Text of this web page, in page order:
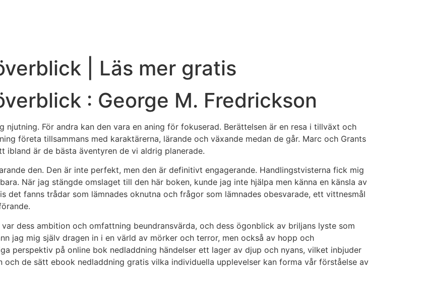
| Läs mer gratis
: George M. Fredrickson
njutning. För andra kan den vara en aning för fokuserad. Berättelsen är en resa i tillväxt och
företa tillsammans med karaktärerna, lärande och växande medan de går. Marc och Grants
ibland är de bästa äventyren de vi aldrig planerade.
den. Den är inte perfekt, men den är definitivt engagerande. Handlingstvisterna fick mig
När jag stängde omslaget till den här boken, kunde jag inte hjälpa men känna en känsla av
det fanns trådar som lämnades oknutna och frågor som lämnades obesvarade, ett vittnesmål
dess ambition och omfattning beundransvärda, och dess ögonblick av briljans lyste som
jag mig själv dragen in i en värld av mörker och terror, men också av hopp och
perspektiv på online bok nedladdning händelser ett lager av djup och nyans, vilket inbjuder
de sätt ebook nedladdning gratis vilka individuella upplevelser kan forma vår förståelse av